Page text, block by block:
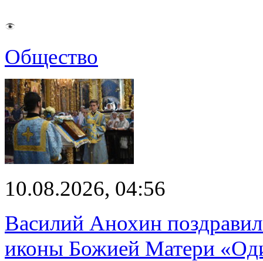
Общество
10.08.2026, 04:56
Василий Анохин
иконы Божией Матери